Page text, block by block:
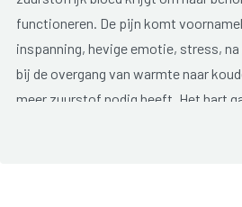
functioneren. De pijn komt
inspanning, hevige emotie, stress,
bij de overgang van warmte naar
meer zuurstof nodig heeft. Het hart